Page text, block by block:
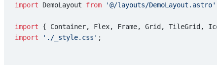
import DemoLayout from '@/layouts/DemoLayout.astro'
import { Container, Flex, Frame, Grid, TileGrid,
import './_style.css' ;
---